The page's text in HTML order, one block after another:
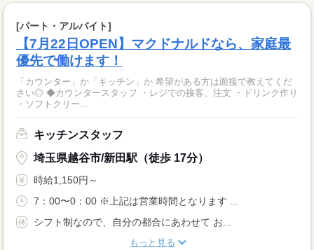
[パート・アルバイト]
【7月22日OPEN】マクドナルドなら、家庭最
優先で働けます！
「カウンター」か「キッチン」か 希望がある方は面接で教えてくだ
さい◎ ◆カウンタースタッフ ・レジでの接客、注文 ・ドリンク作り
・ソフトクリー...
キッチンスタッフ
埼玉県越谷市/新田駅（徒歩 17分）
時給1,150円～
7：00〜0：00 ※上記は営業時間となります ...
シフト制なので、自分の都合にあわせて お...
もっと見る